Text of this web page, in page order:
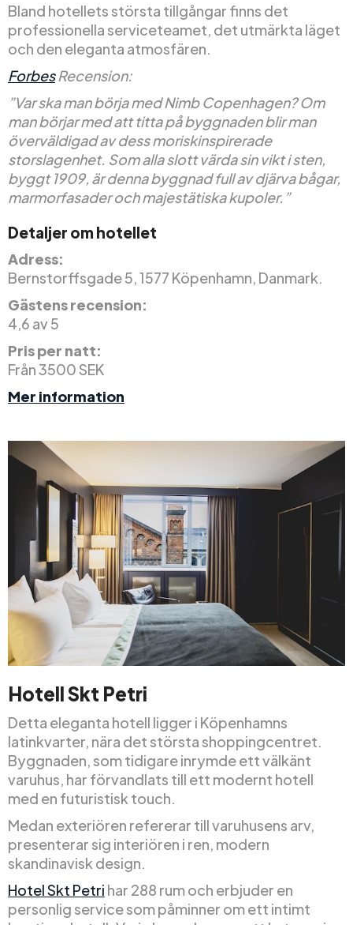
Bland hotellets största tillgångar finns det
professionella serviceteamet, det utmärkta läget
och den eleganta atmosfären.
Forbes Recension:
”Var ska man börja med Nimb Copenhagen? Om
man börjar med att titta på byggnaden blir man
överväldigad av dess moriskinspirerade
storslagenhet. Som alla slott värda sin vikt i sten,
byggt 1909, är denna byggnad full av djärva bågar,
marmorfasader och majestätiska kupoler.”
Detaljer om hotellet
Adress:
Bernstorffsgade 5, 1577 Köpenhamn, Danmark.
Gästens recension:
4,6 av 5
Pris per natt:
Från 3500 SEK
Mer information
Hotell Skt Petri
Detta eleganta hotell ligger i Köpenhamns
latinkvarter, nära det största shoppingcentret.
Byggnaden, som tidigare inrymde ett välkänt
varuhus, har förvandlats till ett modernt hotell
med en futuristisk touch.
Medan exteriören refererar till varuhusens arv,
presenterar sig interiören i ren, modern
skandinavisk design.
Hotel Skt Petri har 288 rum och erbjuder en
personlig service som påminner om ett intimt